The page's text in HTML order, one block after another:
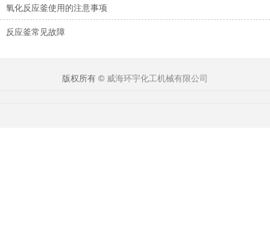
氧化反应釜使用的注意事项
反应釜常见故障
版权所有 © 威海环宇化工机械有限公司